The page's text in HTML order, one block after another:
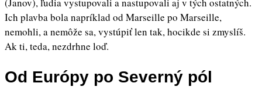
Ich plavba bola napríklad od Marseille po Marseille,
nemohli, a nemôže sa, vystúpiť len tak, hocikde si zmyslíš.
Ak ti, teda, nezdrhne loď.
Od Európy po Severný pól